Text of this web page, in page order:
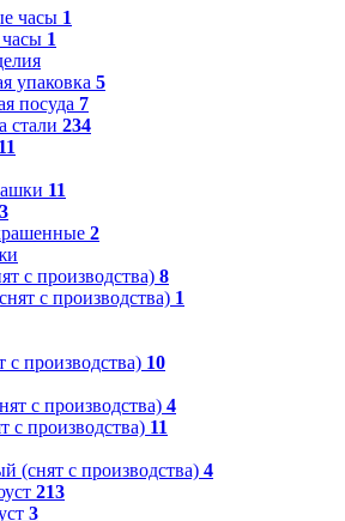
часы 1
1
упаковка 5
посуда 7
стали 234
11
11
2
с производства) 8
с производства) 1
с производства) 10
с производства) 4
с производства) 11
(снят с производства) 4
213
3